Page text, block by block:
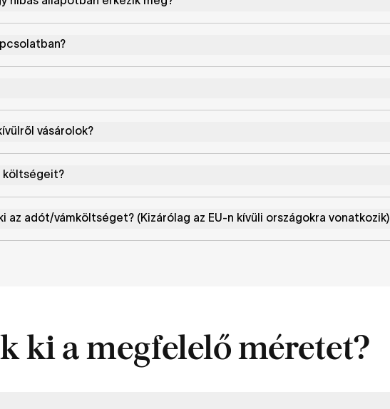
vásárolok?
költségeit?
adót/vámköltséget? (Kizárólag az EU-n kívüli országokra vonatkozik)
ki a megfelelő méretet?